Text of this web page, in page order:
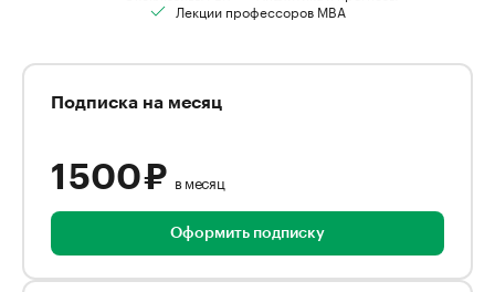
Лекции профессоров MBA
Подписка на месяц
1 500 ₽ в месяц
Оформить подписку